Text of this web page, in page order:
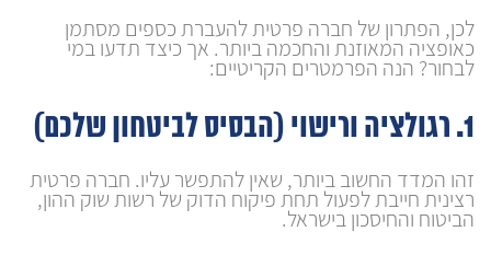
לכן, הפתרון של חברה פרטית להעברת כספים מסתמן
כאופציה המאוזנת והחכמה ביותר. אך כיצד תדעו במי
לבחור? הנה הפרמטרים הקריטיים:
1. רגולציה ורישוי (הבסיס לביטחון שלכם)
זהו המדד החשוב ביותר, שאין להתפשר עליו. חברה פרטית
רצינית חייבת לפעול תחת פיקוח הדוק של רשות שוק ההון,
הביטוח והחיסכון בישראל.